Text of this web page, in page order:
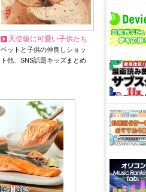
天使級に可愛い子供たち
ペットと子供の仲良しショッ
ト他、SNS話題キッズまとめ